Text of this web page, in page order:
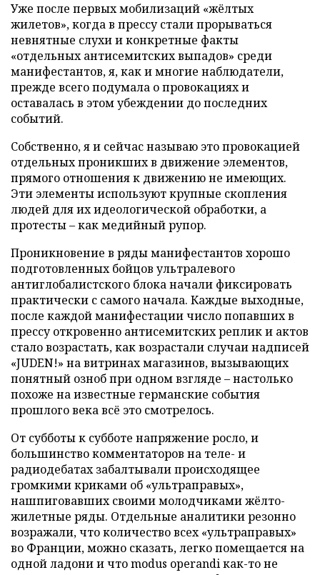
Уже после первых мобилизаций «жёлтых
жилетов», когда в прессу стали прорываться
невнятные слухи и конкретные факты
«отдельных антисемитских выпадов» среди
манифестантов, я, как и многие наблюдатели,
прежде всего подумала о провокациях и
оставалась в этом убеждении до последних
событий.
Собственно, я и сейчас называю это провокацией
отдельных проникших в движение элементов,
прямого отношения к движению не имеющих.
Эти элементы используют крупные скопления
людей для их идеологической обработки, а
протесты – как медийный рупор.
Проникновение в ряды манифестантов хорошо
подготовленных бойцов ультралевого
антиглобалистского блока начали фиксировать
практически с самого начала. Каждые выходные,
после каждой манифестации число попавших в
прессу откровенно антисемитских реплик и актов
стало возрастать, как возрастали случаи надписей
«JUDEN!» на витринах магазинов, вызывающих
понятный озноб при одном взгляде – настолько
похоже на известные германские события
прошлого века всё это смотрелось.
От субботы к субботе напряжение росло, и
большинство комментаторов на теле- и
радиодебатax забалтывали происходящее
громкими криками об «ультраправых»,
нашпиговавших своими молодчиками жёлто-
жилетные ряды. Отдельные аналитики резонно
возражали, что количество всех «ультраправых»
во Франции, можно сказать, легко помещается на
одной ладони и что modus operandi как-то не